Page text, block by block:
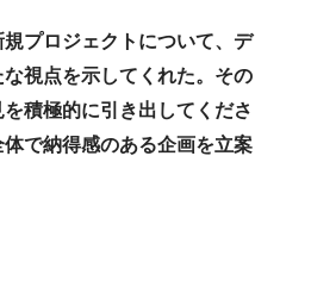
プロジェクトについて、デ
視点を示してくれた。その
積極的に引き出してくださ
で納得感のある企画を立案